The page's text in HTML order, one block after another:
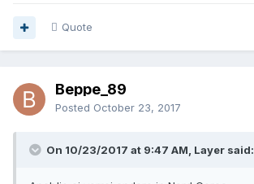
Quote
Beppe_89
Posted October 23, 2017
On 10/23/2017 at 9:47 AM, Layer said: